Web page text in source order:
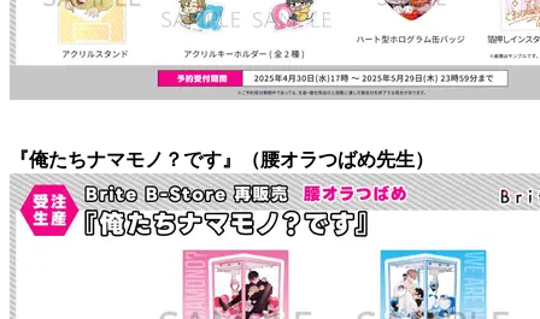
『俺たちナマモノ？です』（腰オラつばめ先生）